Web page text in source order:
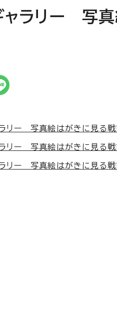
ャラリー 写
リー 写真絵はがきに見る
リー 写真絵はがきに見る戦
リー 写真絵はがきに見る